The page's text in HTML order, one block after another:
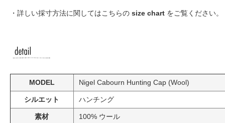
・詳しい採寸方法に関してはこちらの size chart をご覧ください。
MODEL Nigel Cabourn Hunting Cap (Wool)
シルエット ハンチング
素材 100% ウール